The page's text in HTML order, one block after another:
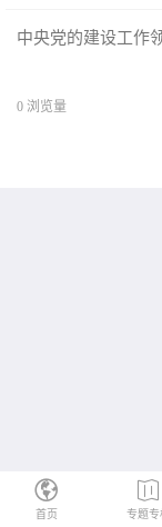
首页 专题专
中央党的建设工作
0 浏览量